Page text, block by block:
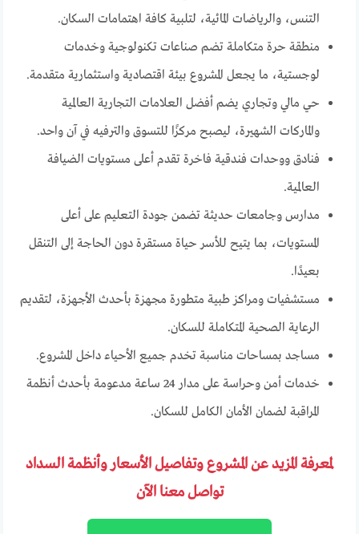
التنس، والرياضات المائية، لتلبية كافة اهتمامات السكان.
منطقة حرة متكاملة تضم صناعات تكنولوجية وخدمات
لوجستية، ما يجعل المشروع بيئة اقتصادية واستثمارية متقدمة.
حي مالي وتجاري يضم أفضل العلامات التجارية العالمية
والماركات الشهيرة، ليصبح مركزًا للتسوق والترفيه في آن واحد.
فنادق ووحدات فندقية فاخرة تقدم أعلى مستويات الضيافة
العالمية.
مدارس وجامعات حديثة تضمن جودة التعليم على أعلى
المستويات، بما يتيح للأسر حياة مستقرة دون الحاجة إلى التنقل
بعيدًا.
مستشفيات ومراكز طبية متطورة مجهزة بأحدث الأجهزة، لتقديم
الرعاية الصحية المتكاملة للسكان.
مساجد بمساحات مناسبة تخدم جميع الأحياء داخل المشروع.
خدمات أمن وحراسة على مدار 24 ساعة مدعومة بأحدث أنظمة
المراقبة لضمان الأمان الكامل للسكان.
لمعرفة المزيد عن المشروع وتفاصيل الأسعار وأنظمة السداد
تواصل معنا الآن